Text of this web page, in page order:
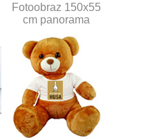
Fotoobraz 150x55
cm panorama